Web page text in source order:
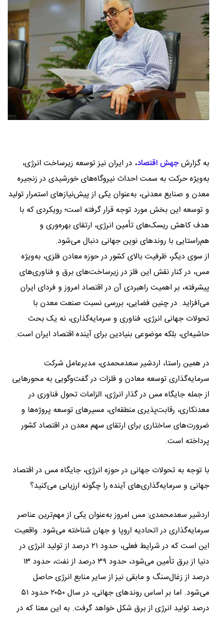
به گزارشجهش اقتصاد، در ایران نیز توسعه زیرساخت انرژی،
به‌ویژه حرکت به سمت احداث نیروگاه‌های خورشیدی در زنجیره
معدن و صنایع معدنی، به‌عنوان یکی از پیش‌نیازهای استمرار تولید
و توسعه این بخش مورد توجه قرار گرفته است؛ رویکردی که با
هدف کاهش ریسک‌های تأمین انرژی، ارتقای بهره‌وری و
هم‌راستایی با روندهای نوین جهانی دنبال می‌شود.
از سوی دیگر، ظرفیت بالای کشور در حوزه معادن فلزی، به‌ویژه
مس، در کنار نقش این فلز در زیرساخت‌های برق و فناوری‌های
پیشرفته، بر اهمیت راهبردی آن در اقتصاد امروز و فردای ایران
می‌افزاید. در چنین فضایی، بررسی نسبت صنعت معدن با
تحولات جهانی انرژی، فناوری و سرمایه‌گذاری، نه یک بحث
حاشیه‌ای، بلکه موضوعی بنیادین برای آینده اقتصاد ایران است.
در همین راستا، اردشیر سعدمحمدی، مدیرعامل شرکت
سرمایه‌گذاری توسعه معادن و فلزات در گفت‌وگویی به محورهایی
از جمله جایگاه مس در گذار انرژی، الزامات تحول فناوری در
معدنکاری، رقابت‌پذیری منطقه‌ای، مسیرهای توسعه پروژه‌ها و
ضرورت‌های ساختاری برای ارتقای سهم معدن در اقتصاد کشور
پرداخته است.
با توجه به تحولات جهانی در حوزه انرژی، جایگاه مس در اقتصاد
جهانی و سرمایه‌گذاری‌های آینده را چگونه ارزیابی می‌کنید؟
اردشیر سعدمحمدی: مس امروز به‌عنوان یکی از مهم‌ترین عناصر
سرمایه‌گذاری در اتحادیه اروپا و جهان شناخته می‌شود. واقعیت
این است که در شرایط فعلی، حدود ۲۱ درصد از تولید انرژی در
دنیا از برق تأمین می‌شود، حدود ۳۹ درصد از نفت، حدود ۱۳
درصد از زغال‌سنگ و مابقی نیز از سایر منابع انرژی حاصل
می‌شود. اما بر اساس روندهای جهانی، در سال ۲۰۵۰ حدود ۵۱
درصد تولید انرژی از برق شکل خواهد گرفت. به این معنا که در